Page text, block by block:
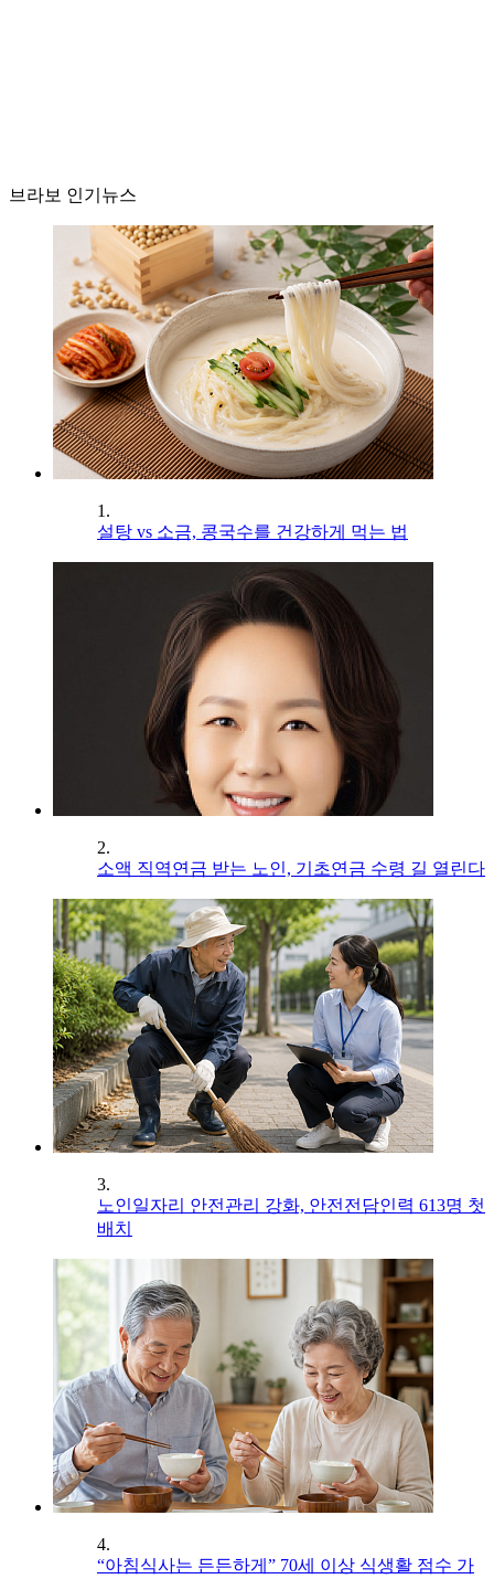
브라보 인기뉴스
1.
설탕 vs 소금, 콩국수를 건강하게 먹는 법
2.
소액 직역연금 받는 노인, 기초연금 수령 길 열린다
3.
노인일자리 안전관리 강화, 안전전담인력 613명 첫
배치
4.
“아침식사는 든든하게” 70세 이상 식생활 점수 가